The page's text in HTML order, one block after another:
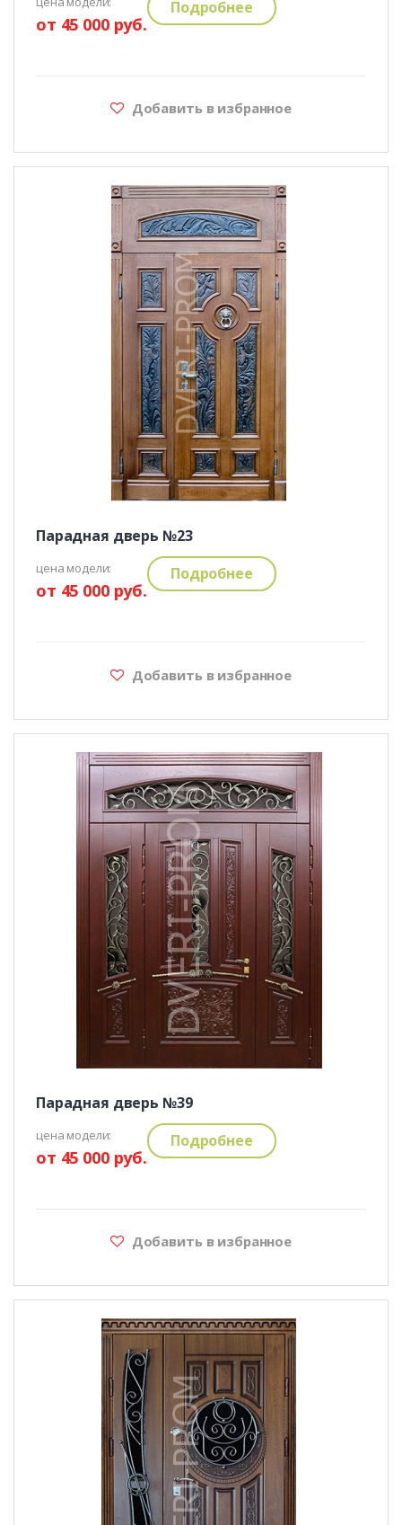
от 45 000 руб.
Подробнее
Добавить в избранное
Парадная дверь №23
цена модели:
от 45 000 руб.
Подробнее
Добавить в избранное
Парадная дверь №39
цена модели:
от 45 000 руб.
Подробнее
Добавить в избранное